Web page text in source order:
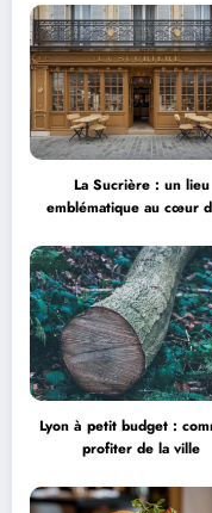
La Sucrière : un lieu
emblématique au cœur
Lyon à petit budget :
profiter de la ville